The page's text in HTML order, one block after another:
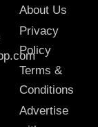
About Us
Privacy
Policy
Terms &
Conditions
Advertise